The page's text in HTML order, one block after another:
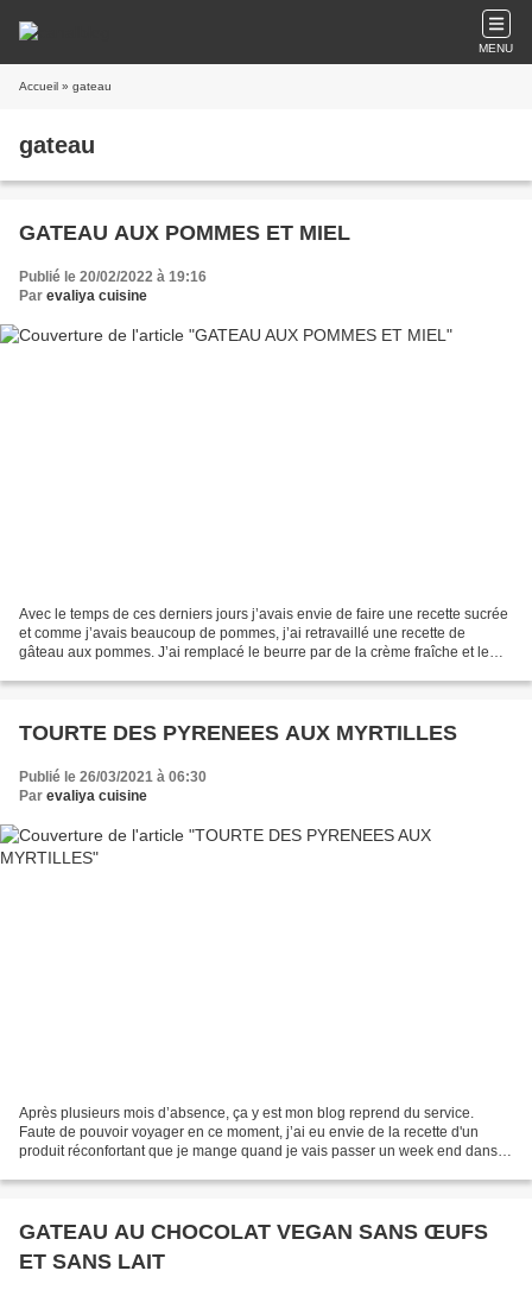
MENU
Accueil » gateau
gateau
GATEAU AUX POMMES ET MIEL
Publié le 20/02/2022 à 19:16
Par evaliya cuisine
Avec le temps de ces derniers jours j’avais envie de faire une recette sucrée
et comme j’avais beaucoup de pommes, j’ai retravaillé une recette de
gâteau aux pommes. J’ai remplacé le beurre par de la crème fraîche et le
TOURTE DES PYRENEES AUX MYRTILLES
Publié le 26/03/2021 à 06:30
Par evaliya cuisine
Après plusieurs mois d’absence, ça y est mon blog reprend du service.
Faute de pouvoir voyager en ce moment, j’ai eu envie de la recette d'un
produit réconfortant que je mange quand je vais passer un week end dans
GATEAU AU CHOCOLAT VEGAN SANS ŒUFS
ET SANS LAIT